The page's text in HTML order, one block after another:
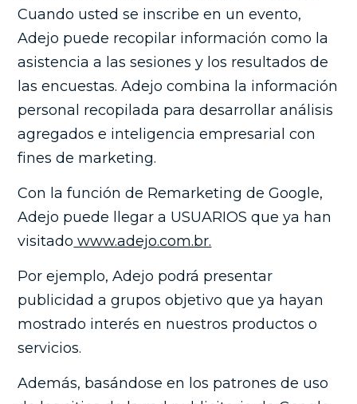
Cuando usted se inscribe en un evento,
Adejo puede recopilar información como la
asistencia a las sesiones y los resultados de
las encuestas. Adejo combina la información
personal recopilada para desarrollar análisis
agregados e inteligencia empresarial con
fines de marketing.
Con la función de Remarketing de Google,
Adejo puede llegar a USUARIOS que ya han
visitado www.adejo.com.br.
Por ejemplo, Adejo podrá presentar
publicidad a grupos objetivo que ya hayan
mostrado interés en nuestros productos o
servicios.
Además, basándose en los patrones de uso